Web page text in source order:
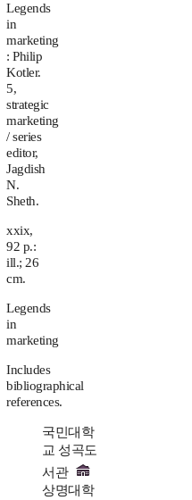
Legends
in
marketing
: Philip
Kotler.
5,
strategic
marketing
/ series
editor,
Jagdish
N.
Sheth.
xxix,
92 p.:
ill.; 26
cm.
Legends
in
marketing
Includes
bibliographical
references.
국민대학
교 성곡도
서관
상명대학